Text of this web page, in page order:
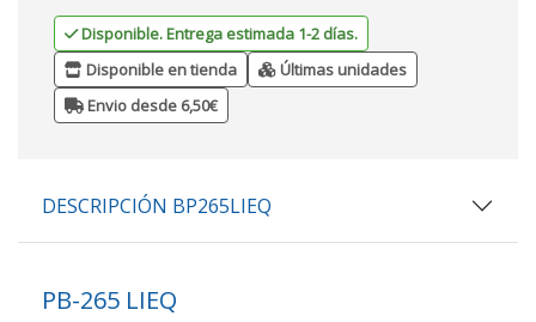
Disponible. Entrega estimada 1-2 días.
Disponible en tienda
Últimas unidades
Envio desde 6,50€
DESCRIPCIÓN BP265LIEQ
PB-265 LIEQ